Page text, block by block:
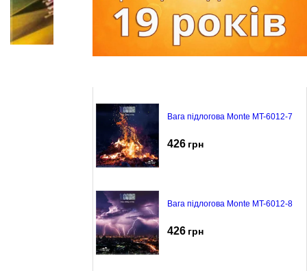
Вага підлогова Monte MT-6012-7
426 грн
Вага підлогова Monte MT-6012-8
426 грн